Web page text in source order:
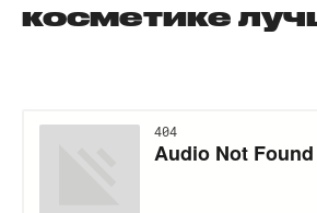
косметике